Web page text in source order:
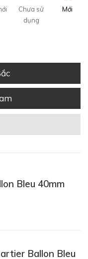
Chưa sử
dụng
Mới
Bleu 40mm
Ballon Bleu